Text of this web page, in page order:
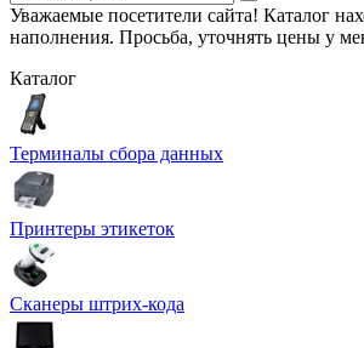
Уважаемые посетители сайта! Каталог
наполнения. Просьба, уточнять цены у
Каталог
Терминалы сбора данных
Принтеры этикеток
Сканеры штрих-кода